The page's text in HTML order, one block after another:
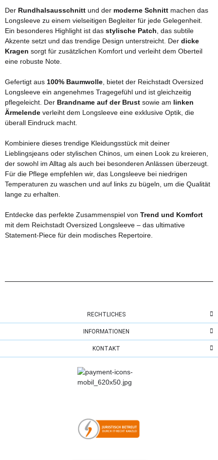
Der Rundhalsausschnitt und der moderne Schnitt machen das
Longsleeve zu einem vielseitigen Begleiter für jede Gelegenheit.
Ein besonderes Highlight ist das stylische Patch , das subtile
Akzente setzt und das trendige Design unterstreicht. Der dicke
Kragen sorgt für zusätzlichen Komfort und verleiht dem Oberteil
eine robuste Note.
Gefertigt aus 100% Baumwolle , bietet der Reichstadt Oversized
Longsleeve ein angenehmes Tragegefühl und ist gleichzeitig
pflegeleicht. Der Brandname auf der Brust sowie am linken
Ärmelende verleiht dem Longsleeve eine exklusive Optik, die
überall Eindruck macht.
Kombiniere dieses trendige Kleidungsstück mit deiner
Lieblingsjeans oder stylischen Chinos, um einen Look zu kreieren,
der sowohl im Alltag als auch bei besonderen Anlässen überzeugt.
Für die Pflege empfehlen wir, das Longsleeve bei niedrigen
Temperaturen zu waschen und auf links zu bügeln, um die Qualität
lange zu erhalten.
Entdecke das perfekte Zusammenspiel von Trend und Komfort
mit dem Reichstadt Oversized Longsleeve – das ultimative
Statement-Piece für dein modisches Repertoire.
RECHTLICHES
INFORMATIONEN
KONTAKT